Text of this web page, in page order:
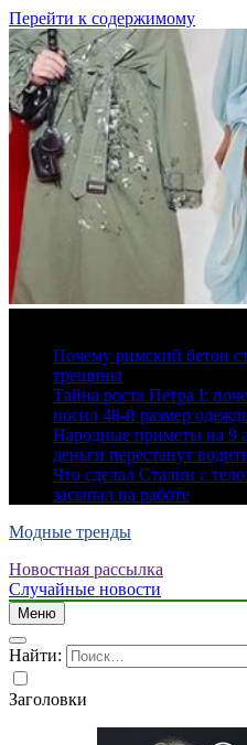
Перейти к содержимому
Почему римский бетон
трещины
Тайна роста Петра I:
носил 48-й размер
Народные приметы на 9
деньги перестанут
Что сделал Сталин с
засыпал на работе
Модные тренды
Новостная рассылка
Случайные новости
Меню
Найти:
Заголовки